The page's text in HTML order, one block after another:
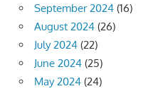
September 2024 (16)
August 2024 (26)
July 2024 (22)
June 2024 (25)
May 2024 (24)